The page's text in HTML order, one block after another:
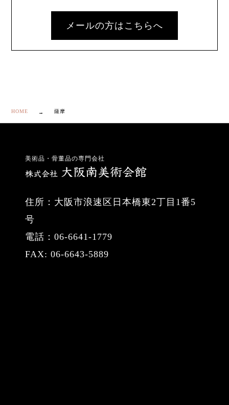
メールの方はこちらへ
HOME 薩摩
美術品・骨董品の専門会社
住所：大阪市浪速区日本橋東2丁目1番5
号
電話：06-6641-1779
FAX: 06-6643-5889